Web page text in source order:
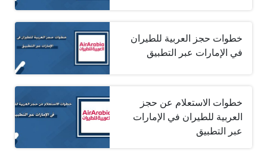
خطوات حجز العربية للطيران
في الإمارات عبر التطبيق
خطوات الاستعلام عن حجز
العربية للطيران في الإمارات
عبر التطبيق